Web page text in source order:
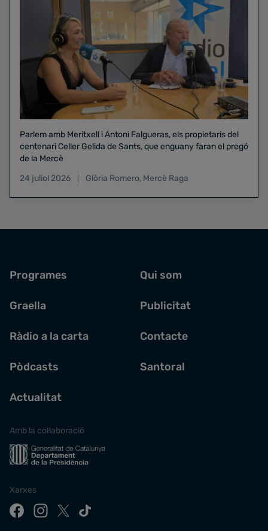
Parlem amb Meritxell i Antoni Falgueras, els propietaris del
centenari Celler Gelida de Sants, que enguany faran el pregó
de la Mercè
24 juliol 2026
Glòria Romero, Mercè Raga
Programes
Graella
Ràdio a la carta
Pòdcasts
Actualitat
Qui som
Publicitat
Contacte
Santoral
Amb la col·laboració
Xarxes